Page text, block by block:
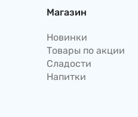
Магазин
Новинки
Товары по акции
Сладости
Напитки